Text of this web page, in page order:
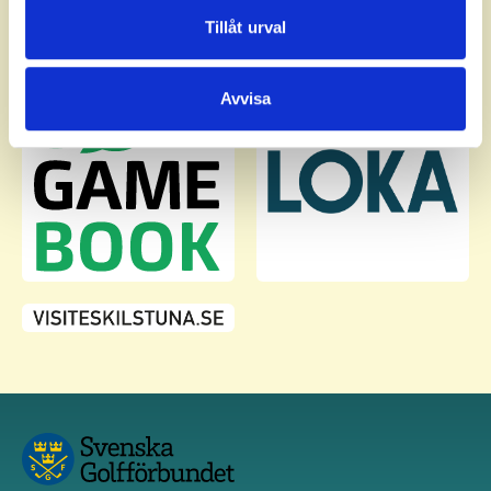
Dessa kan i sin tur kombinera informationen med annan
Tillåt urval
Avvisa